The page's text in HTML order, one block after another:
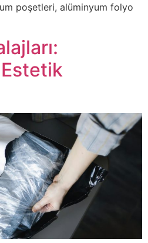
poşetleri, alüminyum folyo
Estetik